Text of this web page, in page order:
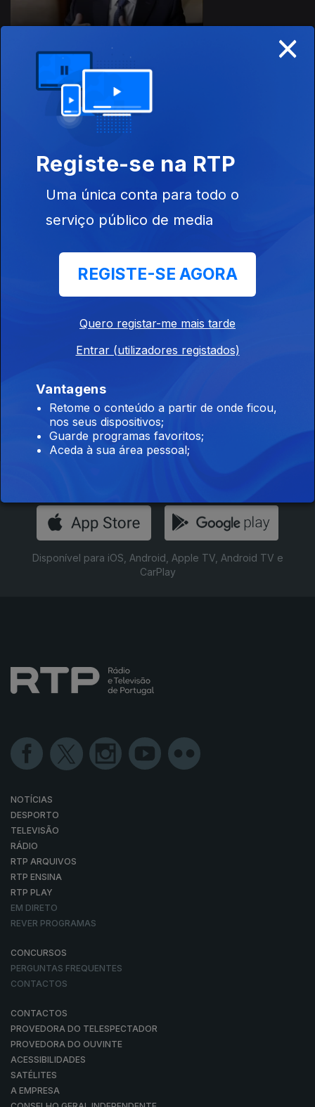
Democracia
Disponível para iOS, Android, Apple TV, Android TV e
CarPlay
NOTÍCIAS
DESPORTO
TELEVISÃO
RÁDIO
RTP ARQUIVOS
RTP ENSINA
RTP PLAY
EM DIRETO
REVER PROGRAMAS
CONCURSOS
PERGUNTAS FREQUENTES
CONTACTOS
CONTACTOS
PROVEDORA DO TELESPECTADOR
PROVEDORA DO OUVINTE
ACESSIBILIDADES
SATÉLITES
A EMPRESA
×
Registe-se na RTP
Uma única conta para todo o
serviço público de media
REGISTE-SE AGORA
Quero registar-me mais tarde
Entrar (utilizadores registados)
Vantagens
Retome o conteúdo a partir de onde ficou,
nos seus dispositivos;
Guarde programas favoritos;
Aceda à sua área pessoal;